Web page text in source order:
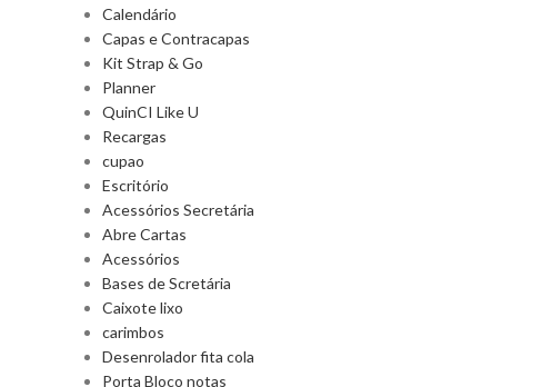
Calendário
Capas e Contracapas
Kit Strap & Go
Planner
QuinCI Like U
Recargas
cupao
Escritório
Acessórios Secretária
Abre Cartas
Acessórios
Bases de Scretária
Caixote lixo
carimbos
Desenrolador fita cola
Porta Bloco notas